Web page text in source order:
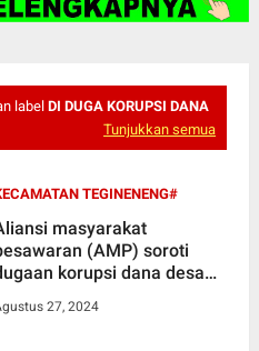
label DI DUGA KORUPSI DANA
Tunjukkan semua
TEGINENENG#
masyarakat
(AMP) soroti
korupsi dana desa
tegineneng
27, 2024